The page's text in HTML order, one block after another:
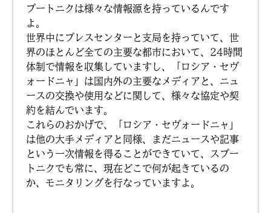
プートニクは様々な情報源を持っているんです
よ。
世界中にプレスセンターと支局を持っていて、世
界のほとんど全ての主要な都市において、24時間
体制で情報を収集していますし、「ロシア・セヴ
ォードニャ」は国内外の主要なメディアと、ニュ
ースの交換や使用などに関して、様々な協定や契
約を結んでいます。
これらのおかげで、「ロシア・セヴォードニャ」
は他の大手メディアと同様、まだニュースや記事
という一次情報を得ることができていて、スプー
トニクでも常に、現在どこで何が起きているの
か、モニタリングを行なっていますよ。